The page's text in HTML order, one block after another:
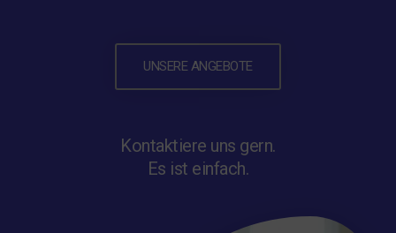
UNSERE ANGEBOTE
Kontaktiere uns gern.
Es ist einfach.